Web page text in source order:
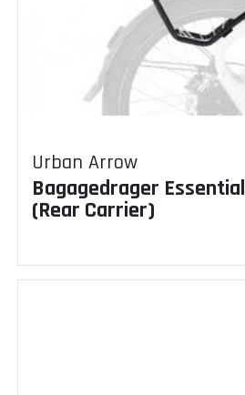
Urban Arrow
Bagagedrager Essential
(Rear Carrier)